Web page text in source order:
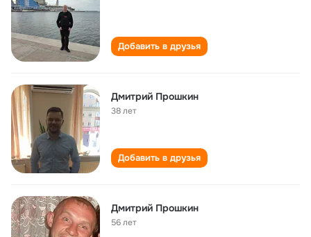
Добавить в друзья
Дмитрий Прошкин
38 лет
Добавить в друзья
Дмитрий Прошкин
56 лет